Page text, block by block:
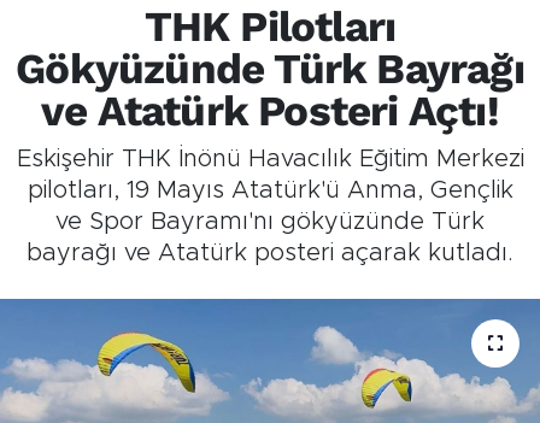
THK Pilotları
Gökyüzünde Türk Bayrağı
ve Atatürk Posteri Açtı!
Eskişehir THK İnönü Havacılık Eğitim Merkezi
pilotları, 19 Mayıs Atatürk'ü Anma, Gençlik
ve Spor Bayramı'nı gökyüzünde Türk
bayrağı ve Atatürk posteri açarak kutladı.